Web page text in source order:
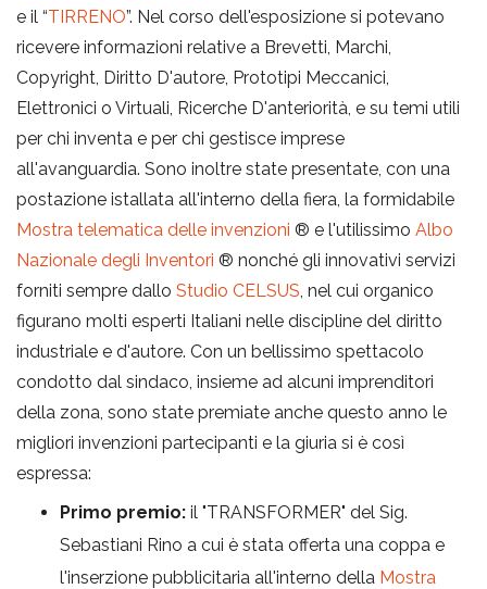
o
n
e il “TIRRENO”. Nel corso dell'esposizione si potevano
ricevere informazioni relative a Brevetti, Marchi,
Copyright, Diritto D'autore, Prototipi Meccanici,
Elettronici o Virtuali, Ricerche D'anteriorità, e su temi utili
per chi inventa e per chi gestisce imprese
all'avanguardia. Sono inoltre state presentate, con una
postazione istallata all'interno della fiera, la formidabile
Mostra telematica delle invenzioni ® e l'utilissimo Albo
Nazionale degli Inventori ® nonché gli innovativi servizi
forniti sempre dallo Studio CELSUS , nel cui organico
figurano molti esperti Italiani nelle discipline del diritto
industriale e d'autore. Con un bellissimo spettacolo
condotto dal sindaco, insieme ad alcuni imprenditori
della zona, sono state premiate anche questo anno le
migliori invenzioni partecipanti e la giuria si è così
espressa:
Primo premio: il "TRANSFORMER" del Sig.
Sebastiani Rino a cui è stata offerta una coppa e
l'inserzione pubblicitaria all'interno della Mostra